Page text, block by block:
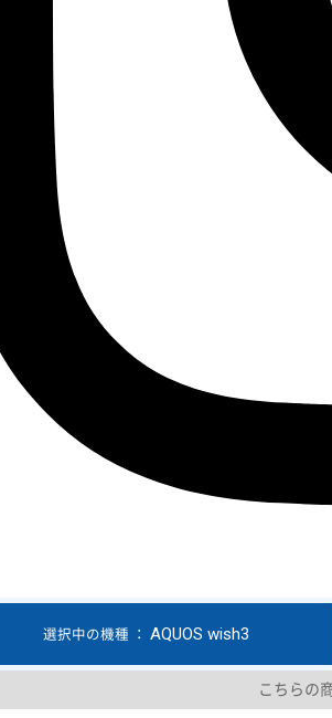
選択中の機種 ： AQUOS wish3
こちらの